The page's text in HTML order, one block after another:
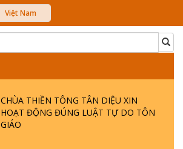
Việt Nam
中文
CHÙA THIỀN TÔNG TÂN DIỆU XIN
HOẠT ĐỘNG ĐÚNG LUẬT TỰ DO TÔN
GIÁO